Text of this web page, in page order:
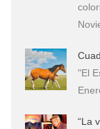
"El
“La